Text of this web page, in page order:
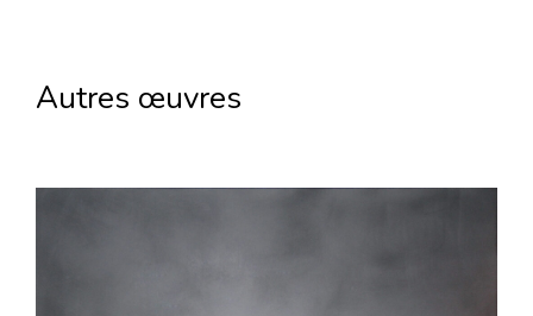
Autres œuvres